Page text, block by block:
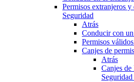
Permisos extranjeros
Seguridad
Atrás
Conducir con
Permisos
Canjes de
Atrás
Canjes de